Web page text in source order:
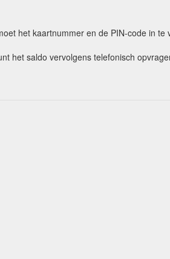
het kaartnummer en de PIN-code in
het saldo vervolgens telefonisch